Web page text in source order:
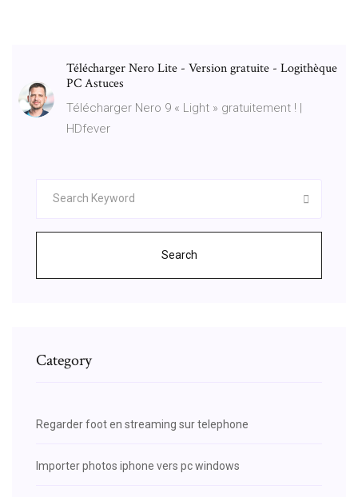
Télécharger Nero Lite - Version gratuite - Logithèque
PC Astuces
Télécharger Nero 9 « Light » gratuitement ! |
HDfever
Search
Category
Regarder foot en streaming sur telephone
Importer photos iphone vers pc windows